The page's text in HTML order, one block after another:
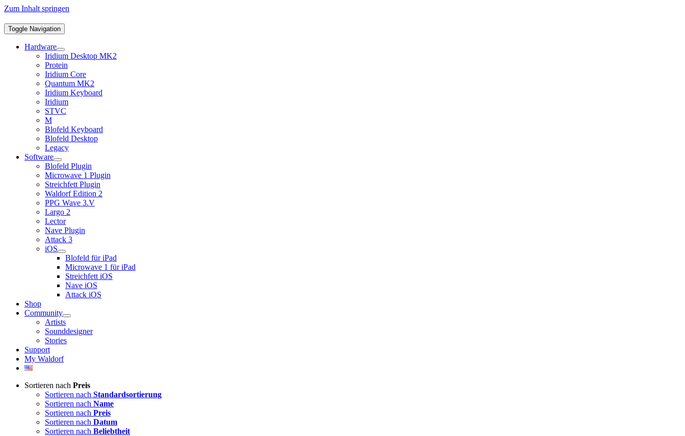
Zum Inhalt springen
Toggle Navigation
Hardware
Iridium Desktop MK2
Protein
Iridium Core
Quantum MK2
Iridium Keyboard
Iridium
STVC
M
Blofeld Keyboard
Blofeld Desktop
Legacy
Software
Blofeld Plugin
Microwave 1 Plugin
Streichfett Plugin
Waldorf Edition 2
PPG Wave 3.V
Largo 2
Lector
Nave Plugin
Attack 3
iOS
Blofeld für iPad
Microwave 1 für iPad
Streichfett iOS
Nave iOS
Attack iOS
Shop
Community
Artists
Sounddesigner
Stories
Support
My Waldorf
Sortieren nach Preis
Sortieren nach Standardsortierung
Sortieren nach Name
Sortieren nach Preis
Sortieren nach Datum
Sortieren nach Beliebtheit